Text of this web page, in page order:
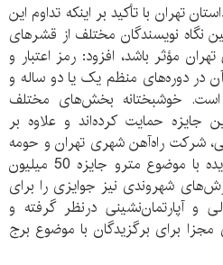
تهران با تأکید بر اینکه تداوم این
نگاه نویسندگان مختلف از قشرهای
مؤثر باشد، افزود: رمز اعتبار و
آن در دوره‌های منظم یک یا دو ساله و
است. خوشبختانه بخش‌های مختلف
جایزه حمایت کرده‌اند و علاوه بر
شرکت راه‌آهن شهری تهران و حومه
به صورت مجزا به دو اثر برگزیده با موضوع مترو جایزه 50 میلیون
شهروندی نیز جوایزی را برای
و آپارتمان‌نشینی درنظر گرفته و
برای برگزیدگان با موضوع برج